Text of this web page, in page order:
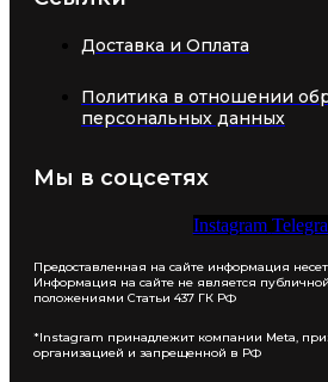
Доставка и Оплата
Политика в отношении
персональных данных
Мы в соцсетях
Instagram
Предоставленная на сайте информация
Информация на сайте не является
положениями Статьи 437 ГК РФ
*Instagram принадлежит компании Meta,
организацией и запрещенной в РФ